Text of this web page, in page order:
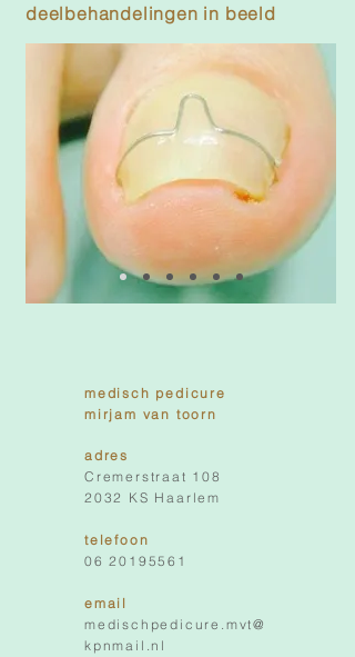
deelbehandelingen in beeld
medisch pedicure
mirjam van toorn
adres
Cremerstraat 108
2032 KS Haarlem
telefoon
06 20195561
email
medischpedicure.mvt@
kpnmail.nl